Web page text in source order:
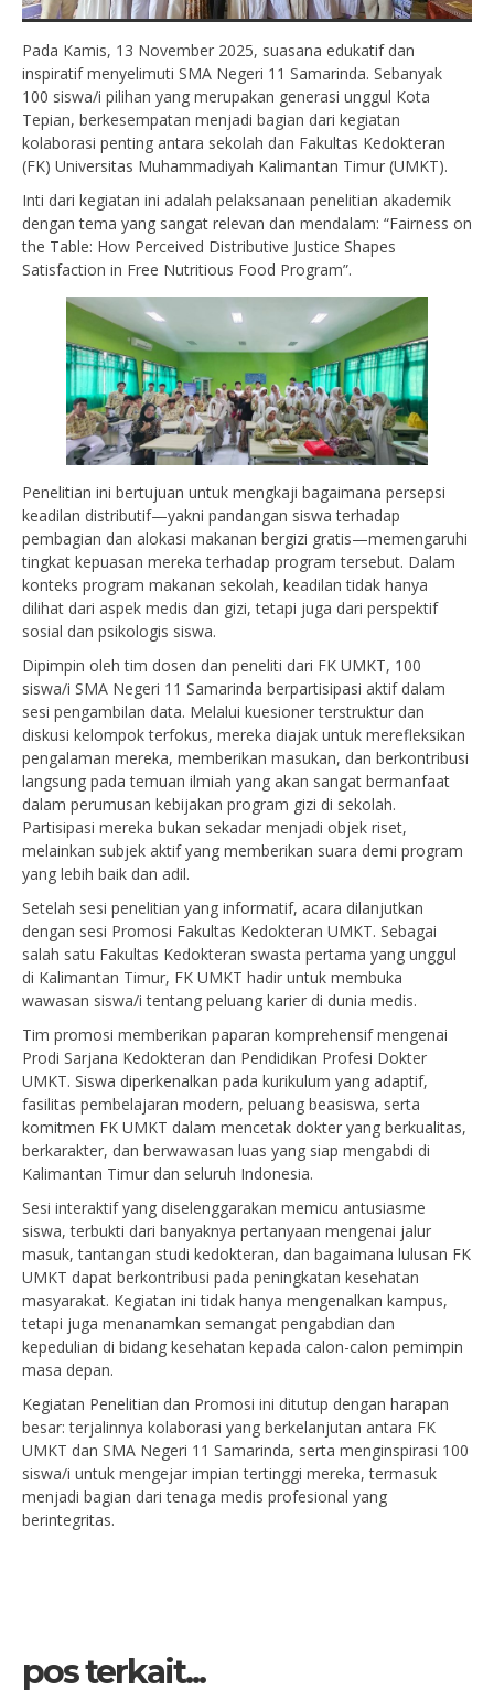
Pada Kamis, 13 November 2025, suasana edukatif dan
inspiratif menyelimuti SMA Negeri 11 Samarinda. Sebanyak
100 siswa/i pilihan yang merupakan generasi unggul Kota
Tepian, berkesempatan menjadi bagian dari kegiatan
kolaborasi penting antara sekolah dan Fakultas Kedokteran
(FK) Universitas Muhammadiyah Kalimantan Timur (UMKT).
Inti dari kegiatan ini adalah pelaksanaan penelitian akademik
dengan tema yang sangat relevan dan mendalam: “Fairness on
the Table: How Perceived Distributive Justice Shapes
Satisfaction in Free Nutritious Food Program”.
Penelitian ini bertujuan untuk mengkaji bagaimana persepsi
keadilan distributif—yakni pandangan siswa terhadap
pembagian dan alokasi makanan bergizi gratis—memengaruhi
tingkat kepuasan mereka terhadap program tersebut. Dalam
konteks program makanan sekolah, keadilan tidak hanya
dilihat dari aspek medis dan gizi, tetapi juga dari perspektif
sosial dan psikologis siswa.
Dipimpin oleh tim dosen dan peneliti dari FK UMKT, 100
siswa/i SMA Negeri 11 Samarinda berpartisipasi aktif dalam
sesi pengambilan data. Melalui kuesioner terstruktur dan
diskusi kelompok terfokus, mereka diajak untuk merefleksikan
pengalaman mereka, memberikan masukan, dan berkontribusi
langsung pada temuan ilmiah yang akan sangat bermanfaat
dalam perumusan kebijakan program gizi di sekolah.
Partisipasi mereka bukan sekadar menjadi objek riset,
melainkan subjek aktif yang memberikan suara demi program
yang lebih baik dan adil.
Setelah sesi penelitian yang informatif, acara dilanjutkan
dengan sesi Promosi Fakultas Kedokteran UMKT. Sebagai
salah satu Fakultas Kedokteran swasta pertama yang unggul
di Kalimantan Timur, FK UMKT hadir untuk membuka
wawasan siswa/i tentang peluang karier di dunia medis.
Tim promosi memberikan paparan komprehensif mengenai
Prodi Sarjana Kedokteran dan Pendidikan Profesi Dokter
UMKT. Siswa diperkenalkan pada kurikulum yang adaptif,
fasilitas pembelajaran modern, peluang beasiswa, serta
komitmen FK UMKT dalam mencetak dokter yang berkualitas,
berkarakter, dan berwawasan luas yang siap mengabdi di
Kalimantan Timur dan seluruh Indonesia.
Sesi interaktif yang diselenggarakan memicu antusiasme
siswa, terbukti dari banyaknya pertanyaan mengenai jalur
masuk, tantangan studi kedokteran, dan bagaimana lulusan FK
UMKT dapat berkontribusi pada peningkatan kesehatan
masyarakat. Kegiatan ini tidak hanya mengenalkan kampus,
tetapi juga menanamkan semangat pengabdian dan
kepedulian di bidang kesehatan kepada calon-calon pemimpin
masa depan.
Kegiatan Penelitian dan Promosi ini ditutup dengan harapan
besar: terjalinnya kolaborasi yang berkelanjutan antara FK
UMKT dan SMA Negeri 11 Samarinda, serta menginspirasi 100
siswa/i untuk mengejar impian tertinggi mereka, termasuk
menjadi bagian dari tenaga medis profesional yang
berintegritas.
pos terkait...